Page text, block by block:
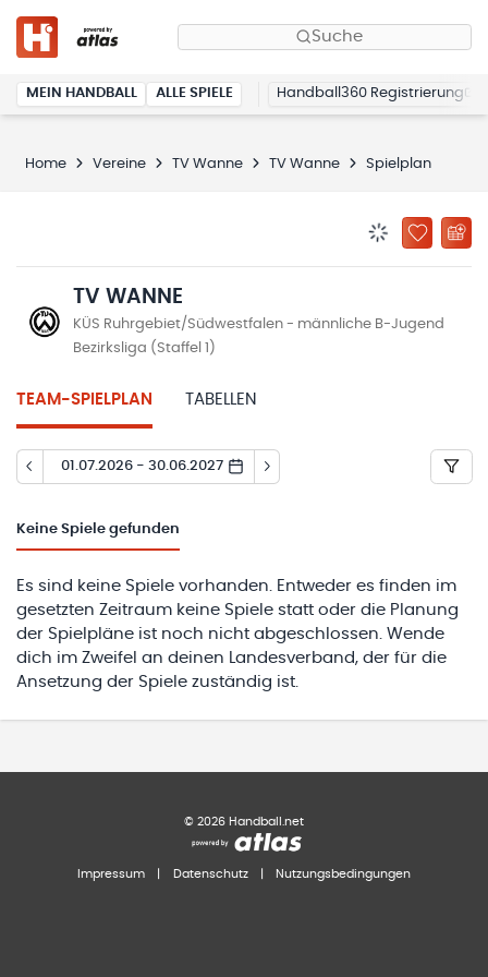
Suche
MEIN HANDBALL ALLE SPIELE Handball360 Registrierung
Home Vereine TV Wanne TV Wanne Spielplan
ZU
TV WANNE
KÜS Ruhrgebiet/Südwestfalen - männliche B-Jugend
Bezirksliga (Staffel 1)
TEAM-SPIELPLAN TABELLEN
01.07.2026 - 30.06.2027
Keine Spiele gefunden
Es sind keine Spiele vorhanden. Entweder es finden im
gesetzten Zeitraum keine Spiele statt oder die Planung
der Spielpläne ist noch nicht abgeschlossen. Wende
dich im Zweifel an deinen Landesverband, der für die
Ansetzung der Spiele zuständig ist.
© 2026 Handball.net
Impressum Datenschutz Nutzungsbedingungen